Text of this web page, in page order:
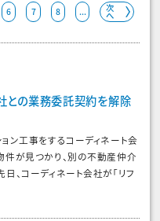
6 7 8 ... 次
へ
との業務委託契約を解除
ン工事をするコーディネート会
件が見つかり、別の不動産仲介
、コーディネート会社が「リフ